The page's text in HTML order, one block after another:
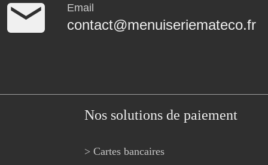
Email
contact@menuiseriemateco.fr
Nos solutions de paiement
> Cartes bancaires